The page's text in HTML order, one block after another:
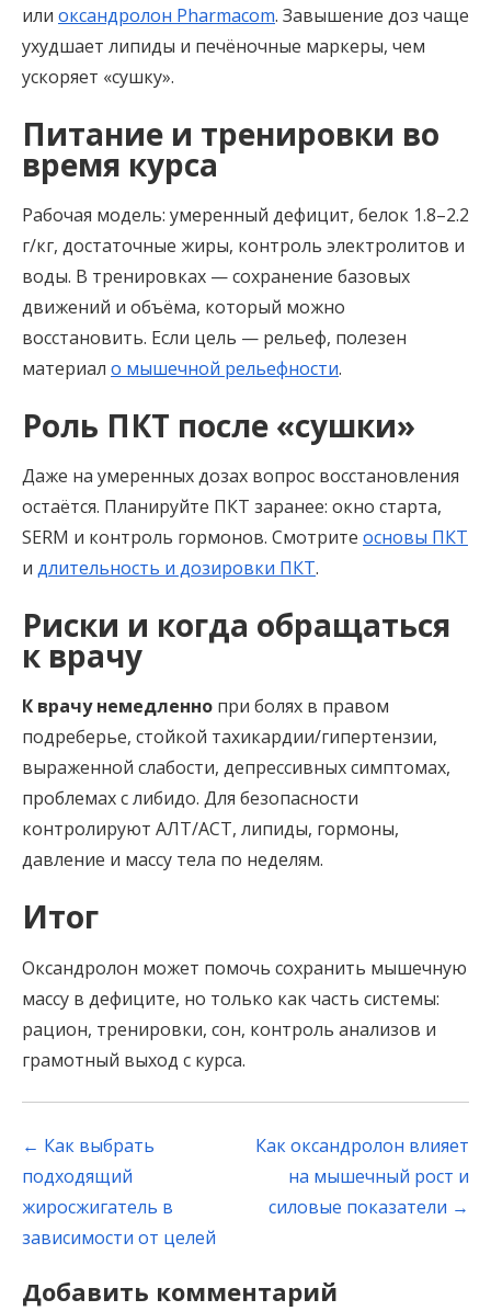
или оксандролон Pharmacom. Завышение доз чаще
ухудшает липиды и печёночные маркеры, чем
ускоряет «сушку».
Питание и тренировки во
время курса
Рабочая модель: умеренный дефицит, белок 1.8–2.2
г/кг, достаточные жиры, контроль электролитов и
воды. В тренировках — сохранение базовых
движений и объёма, который можно
восстановить. Если цель — рельеф, полезен
материал о мышечной рельефности.
Роль ПКТ после «сушки»
Даже на умеренных дозах вопрос восстановления
остаётся. Планируйте ПКТ заранее: окно старта,
SERM и контроль гормонов. Смотрите основы ПКТ
и длительность и дозировки ПКТ.
Риски и когда обращаться
к врачу
К врачу немедленно при болях в правом
подреберье, стойкой тахикардии/гипертензии,
выраженной слабости, депрессивных симптомах,
проблемах с либидо. Для безопасности
контролируют АЛТ/АСТ, липиды, гормоны,
давление и массу тела по неделям.
Итог
Оксандролон может помочь сохранить мышечную
массу в дефиците, но только как часть системы:
рацион, тренировки, сон, контроль анализов и
грамотный выход с курса.
Post
navigation
← Как выбрать
подходящий
жиросжигатель в
зависимости от целей
Как оксандролон влияет
на мышечный рост и
силовые показатели →
Добавить комментарий